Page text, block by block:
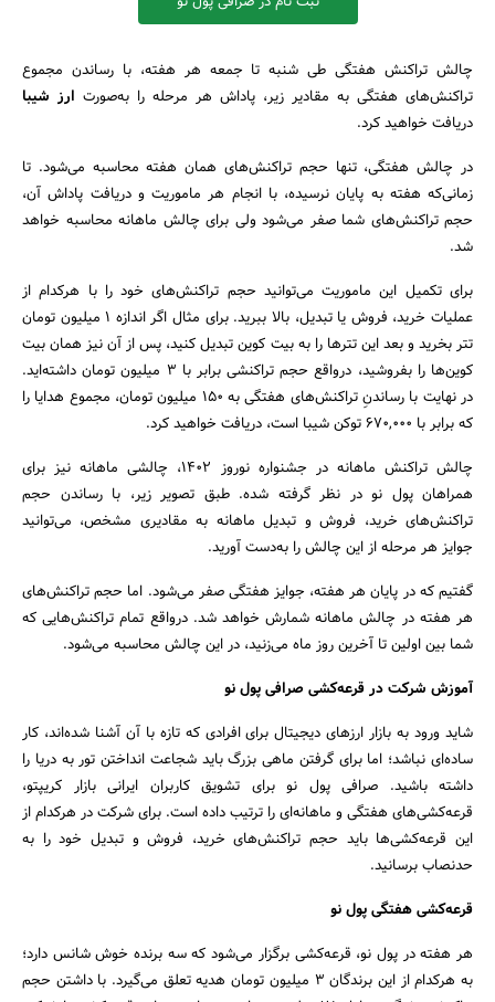
چالش تراکنش هفتگی طی شنبه تا جمعه هر هفته، با رساندن مجموع
تراکنش‌های هفتگی به مقادیر زیر، پاداش هر مرحله را به‌صورت ارز شیبا
دریافت خواهید کرد.
در چالش هفتگی، تنها حجم تراکنش‌های همان هفته محاسبه می‌شود. تا
زمانی‌که هفته به پایان نرسیده، با انجام هر ماموریت و دریافت پاداش آن،
حجم تراکنش‌های شما صفر می‌شود ولی برای چالش ماهانه محاسبه خواهد
شد.
برای تکمیل این ماموریت می‌توانید حجم تراکنش‌های خود را با هرکدام از
عملیات خرید، فروش یا تبدیل، بالا ببرید. برای مثال اگر اندازه ۱ میلیون تومان
تتر بخرید و بعد این تترها را به بیت کوین تبدیل کنید، پس از آن نیز همان بیت
کوین‌ها را بفروشید، درواقع حجم تراکنشی برابر با ۳ میلیون تومان داشته‌اید.
در نهایت با رساندنِ تراکنش‌های هفتگی به ۱۵۰ میلیون تومان، مجموع هدایا را
که برابر با ۶۷۰,۰۰۰ توکن شیبا است، دریافت خواهید کرد.
چالش تراکنش ماهانه در جشنواره نوروز ۱۴۰۲، چالشی ماهانه نیز برای
همراهان پول نو در نظر گرفته شده. طبق تصویر زیر، با رساندن حجم
تراکنش‌های خرید، فروش و تبدیل ماهانه به مقادیری مشخص، می‌توانید
جوایز هر مرحله از این چالش را به‌دست آورید.
گفتیم که در پایان هر هفته، جوایز هفتگی صفر می‌شود. اما حجم تراکنش‌های
هر هفته در چالش ماهانه شمارش خواهد شد. درواقع تمام تراکنش‌هایی که
شما بین اولین تا آخرین روز ماه می‌زنید، در این چالش محاسبه می‌شود.
آموزش شرکت در قرعه‌کشی صرافی پول نو
شاید ورود به بازار ارزهای دیجیتال برای افرادی که تازه با آن آشنا شده‌اند، کار
ساده‌ای نباشد؛ اما برای گرفتن ماهی بزرگ باید شجاعت انداختن تور به دریا را
داشته باشید. صرافی پول نو برای تشویق کاربران ایرانی بازار کریپتو،
قرعه‌کشی‌های هفتگی و ماهانه‌ای را ترتیب داده است. برای شرکت در هرکدام از
این قرعه‌کشی‌ها باید حجم تراکنش‌های خرید، فروش و تبدیل خود را به
حدنصاب برسانید.
قرعه‌کشی هفتگی پول نو
هر هفته در پول نو، قرعه‌کشی برگزار می‌شود که سه برنده خوش شانس دارد؛
به هرکدام از این برندگان ۳ میلیون تومان هدیه تعلق می‌گیرد. با داشتن حجم